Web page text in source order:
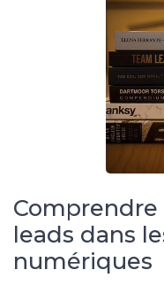
leads dans
numériques